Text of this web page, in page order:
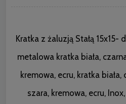
Kratka z żaluzją Stałą 15x15-
metalowa kratka biała,
kremowa, ecru, kratka
szara, kremowa, ecru,